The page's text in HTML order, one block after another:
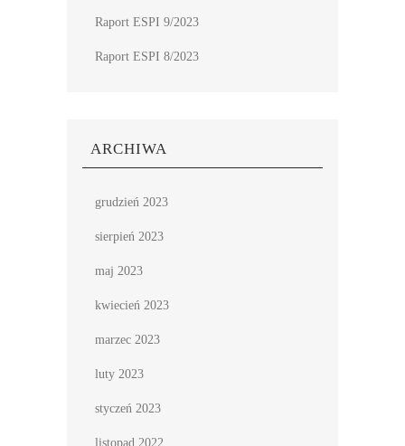
Raport ESPI 9/2023
Raport ESPI 8/2023
ARCHIWA
grudzień 2023
sierpień 2023
maj 2023
kwiecień 2023
marzec 2023
luty 2023
styczeń 2023
listopad 2022